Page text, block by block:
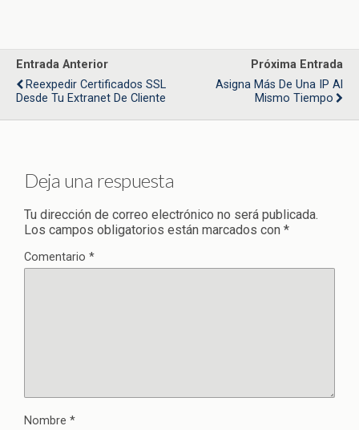
Entrada Anterior
Reexpedir Certificados SSL
Desde Tu Extranet De Cliente
Próxima Entrada
Asigna Más De Una IP Al
Mismo Tiempo
Deja una respuesta
Tu dirección de correo electrónico no será publicada.
Los campos obligatorios están marcados con *
Comentario *
Nombre *